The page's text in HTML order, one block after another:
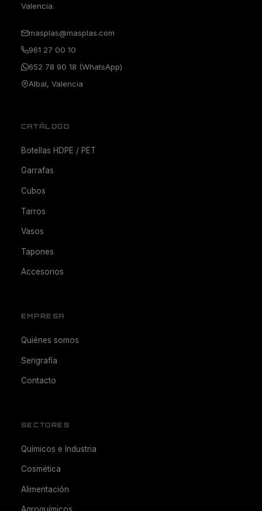
Valencia.
masplas@masplas.com
961 27 00 10
652 78 90 18 (WhatsApp)
Albal, Valencia
CATÁLOGO
Botellas HDPE / PET
Garrafas
Cubos
Tarros
Vasos
Tapones
Accesorios
EMPRESA
Quiénes somos
Serigrafía
Contacto
SECTORES
Químicos e Industria
Cosmética
Alimentación